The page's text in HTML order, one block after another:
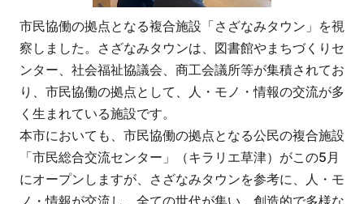
市民協働の拠点となる複合施設「さざなみタウン」を視
察しました。さざなみタウンは、図書館やまちづくりセ
ンター、社会福祉協議会、商工会議所等が集積されてお
り、市民協働の拠点として、人・モノ・情報の交流が多
く生まれている施設です。
本市においても、市民協働の拠点となる公民の複合施設
「市民総合交流センター」（キラリエ草津）がこの5月
にオープンしますが、さざなみタウンを参考に、人・モ